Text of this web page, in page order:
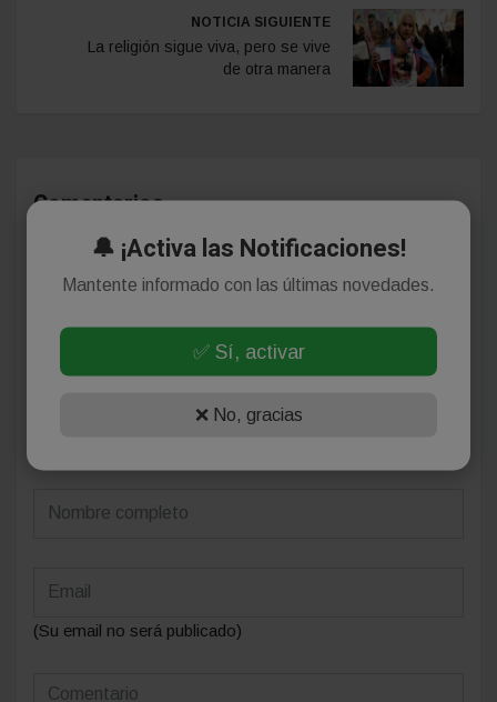
NOTICIA SIGUIENTE
La religión sigue viva, pero se vive
de otra manera
Comentarios
¡Sin comentarios aún!
Se el primero en comentar este artículo.
(Su email no será publicado)
🔔 ¡Activa las Notificaciones!
Mantente informado con las últimas novedades.
✅ Sí, activar
❌ No, gracias